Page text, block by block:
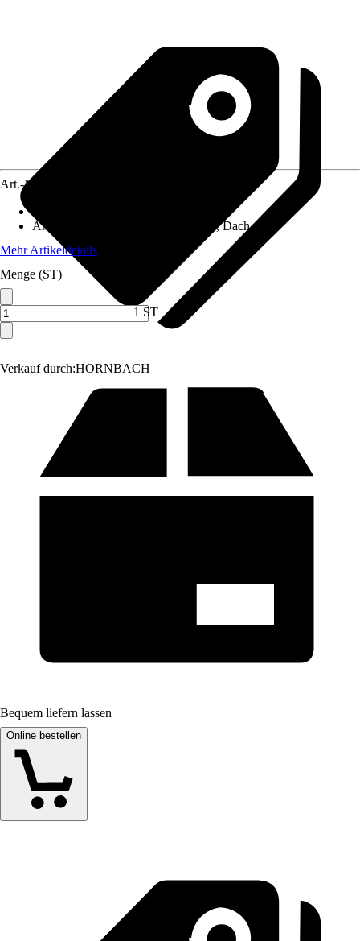
Verkauf durch:HORNBACH
Art.-Nr.
Anwendungsbereich
Flachkollektor, Dach
Mehr Artikeldetails
Menge (ST)
1 ST
Bequem liefern lassen
Online bestellen